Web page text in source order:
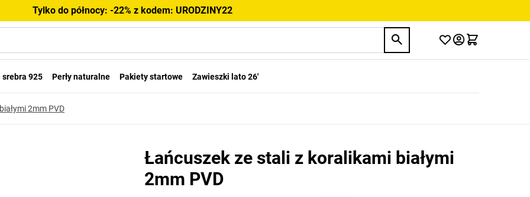
Tylko do północy: -22% z kodem: URODZINY22
srebra 925 Perły naturalne Pakiety startowe Zawieszki lato 26'
2mm PVD
Łańcuszek ze stali z koralikami białymi
2mm PVD